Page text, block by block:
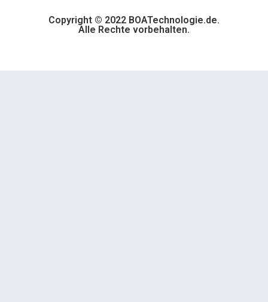
Copyright © 2022 BOATechnologie.de.
Alle Rechte vorbehalten.